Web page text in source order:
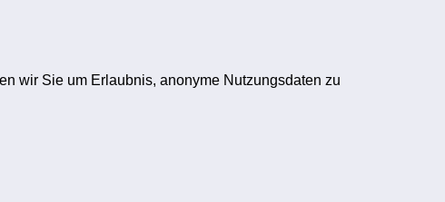
wir Sie um Erlaubnis, anonyme Nutzungsdaten zu